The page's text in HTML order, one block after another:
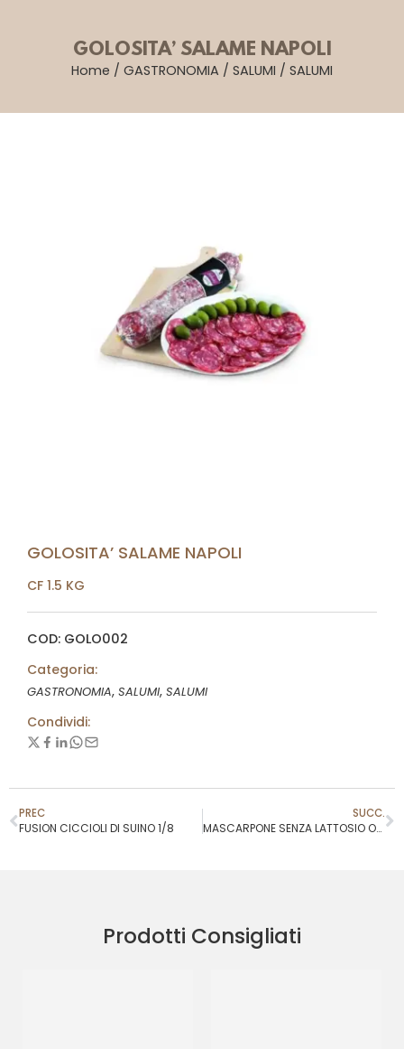
GOLOSITA’ SALAME NAPOLI
Home / GASTRONOMIA / SALUMI / SALUMI
GOLOSITA’ SALAME NAPOLI
CF 1.5 KG
COD: GOLO002
Categoria:
GASTRONOMIA, SALUMI, SALUMI
Condividi:
PREC
FUSION CICCIOLI DI SUINO 1/8
SUCC.
MASCARPONE SENZA LATTOSIO OPTIMUS
Prodotti Consigliati